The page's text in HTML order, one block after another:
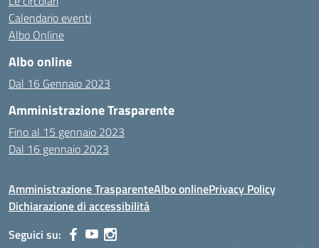
Calendario eventi
Albo Online
Albo online
Dal 16 Gennaio 2023
Amministrazione Trasparente
Fino al 15 gennaio 2023
Dal 16 gennaio 2023
Amministrazione TrasparenteAlbo onlinePrivacy Policy
Dichiarazione di accessibilità
Seguici su: